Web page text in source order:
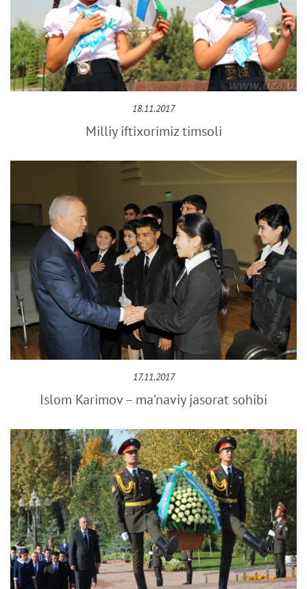
18.11.2017
Milliy iftixorimiz timsoli
17.11.2017
Islom Karimov – ma’naviy jasorat sohibi